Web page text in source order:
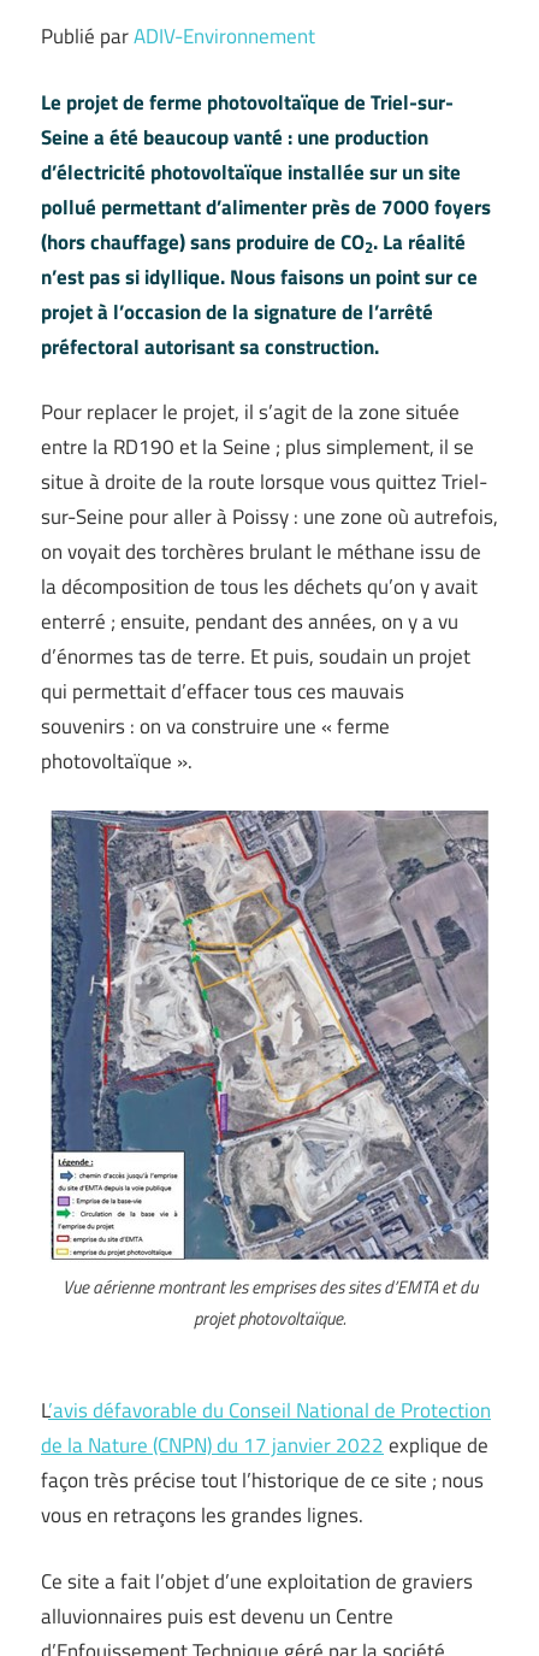
Publié parADIV-Environnement
Le projet de ferme photovoltaïque de Triel-sur-
Seine a été beaucoup vanté : une production
d’électricité photovoltaïque installée sur un site
pollué permettant d’alimenter près de 7000 foyers
(hors chauffage) sans produire de CO2. La réalité
n’est pas si idyllique. Nous faisons un point sur ce
projet à l’occasion de la signature de l’arrêté
préfectoral autorisant sa construction.
Pour replacer le projet, il s’agit de la zone située
entre la RD190 et la Seine ; plus simplement, il se
situe à droite de la route lorsque vous quittez Triel-
sur-Seine pour aller à Poissy : une zone où autrefois,
on voyait des torchères brulant le méthane issu de
la décomposition de tous les déchets qu’on y avait
enterré ; ensuite, pendant des années, on y a vu
d’énormes tas de terre. Et puis, soudain un projet
qui permettait d’effacer tous ces mauvais
souvenirs : on va construire une « ferme
photovoltaïque ».
Vue aérienne montrant les emprises des sites d’EMTA et du
projet photovoltaïque.
L’avis défavorable du Conseil National de Protection
de la Nature (CNPN) du 17 janvier 2022explique de
façon très précise tout l’historique de ce site ; nous
vous en retraçons les grandes lignes.
Ce site a fait l’objet d’une exploitation de graviers
alluvionnaires puis est devenu un Centre